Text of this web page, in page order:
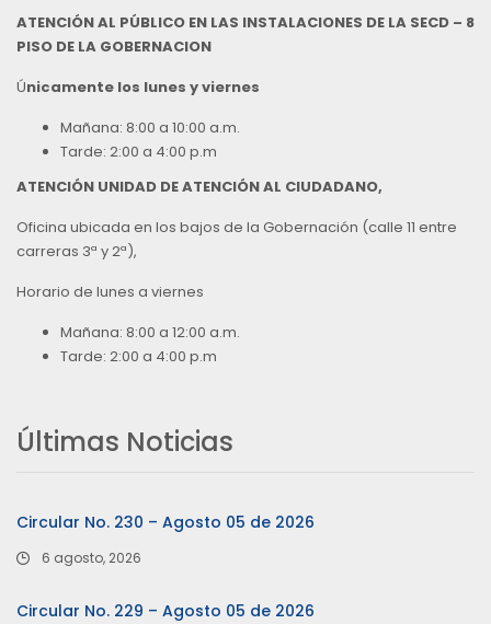
ATENCIÓN AL PÚBLICO EN LAS INSTALACIONES DE LA SECD – 8
PISO DE LA GOBERNACION
Únicamente los lunes y viernes
Mañana: 8:00 a 10:00 a.m.
Tarde: 2:00 a 4:00 p.m
ATENCIÓN UNIDAD DE ATENCIÓN AL CIUDADANO,
Oficina ubicada en los bajos de la Gobernación (calle 11 entre
carreras 3ª y 2ª),
Horario de lunes a viernes
Mañana: 8:00 a 12:00 a.m.
Tarde: 2:00 a 4:00 p.m
Últimas Noticias
Circular No. 230 – Agosto 05 de 2026
6 agosto, 2026
Circular No. 229 – Agosto 05 de 2026